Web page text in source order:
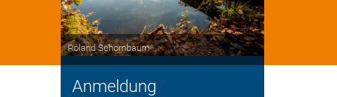
Roland Schornbaum
Anmeldung